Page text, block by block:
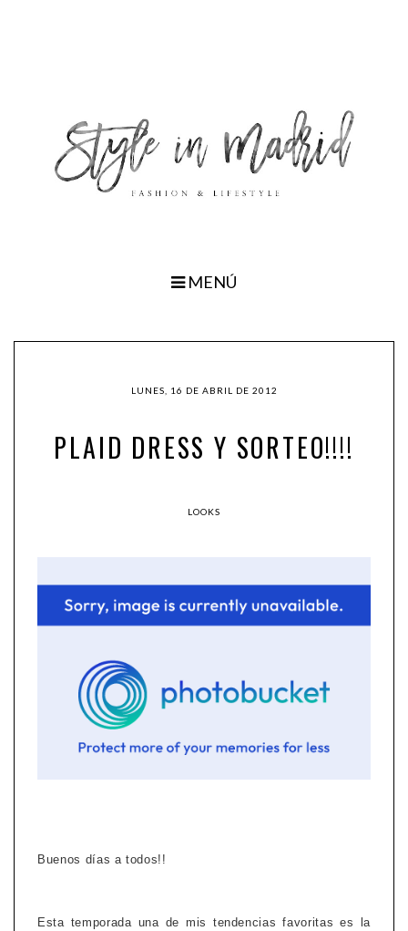
MENÚ
LUNES, 16 DE ABRIL DE 2012
PLAID DRESS Y SORTEO!!!!
LOOKS
Buenos días a todos!!
Esta temporada una de mis tendencias favoritas es la